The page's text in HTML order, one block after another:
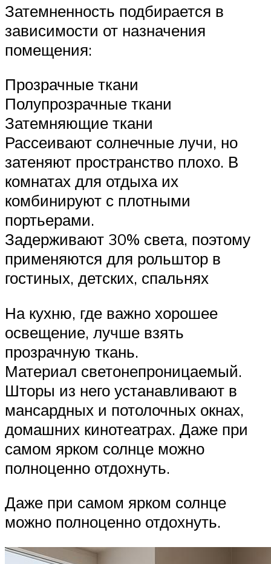
Затемненность подбирается в
зависимости от назначения
помещения:
Прозрачные ткани
Полупрозрачные ткани
Затемняющие ткани
Рассеивают солнечные лучи, но
затеняют пространство плохо. В
комнатах для отдыха их
комбинируют с плотными
портьерами.
Задерживают 30% света, поэтому
применяются для рольштор в
гостиных, детских, спальнях
На кухню, где важно хорошее
освещение, лучше взять
прозрачную ткань.
Материал светонепроницаемый.
Шторы из него устанавливают в
мансардных и потолочных окнах,
домашних кинотеатрах. Даже при
самом ярком солнце можно
полноценно отдохнуть.
Даже при самом ярком солнце
можно полноценно отдохнуть.